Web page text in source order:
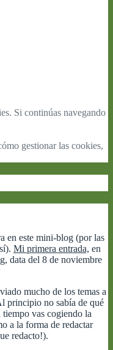
Si continúas navegando
gestionar las cookies,
en este mini-blog (por las
Mi primera entrada, en
data del 8 de noviembre
mucho de los temas a
principio no sabía de qué
vas cogiendo la
a la forma de redactar
redacto!).